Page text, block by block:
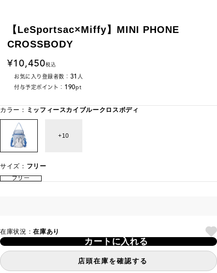
【LeSportsac×Miffy】MINI PHONE
CROSSBODY
10,450税込
お気に入り登録者数： 31 人
付与予定ポイント： 190pt
カラー： ミッフィースカイブルークロスボディ
10
サイズ： フリー
フリー
在庫状況：在庫あり
カートに入れる
店頭在庫を確認する